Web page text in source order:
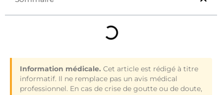
Information médicale. Cet article est rédigé à titre
informatif. Il ne remplace pas un avis médical
professionnel. En cas de crise de goutte ou de doute,